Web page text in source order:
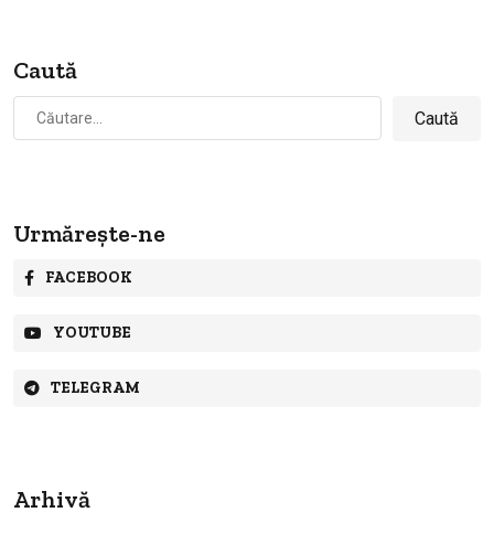
Caută
după:
Urmărește-ne
FACEBOOK
YOUTUBE
TELEGRAM
Arhivă